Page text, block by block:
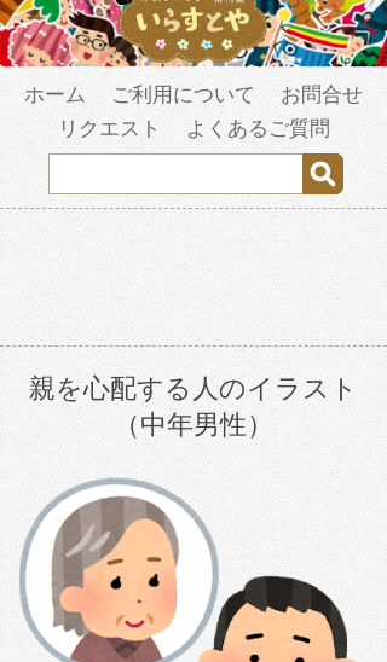
ホーム ご利用について
お問合せ
リクエスト
よくあるご質問
親を心配する人のイラスト
（中年男性）